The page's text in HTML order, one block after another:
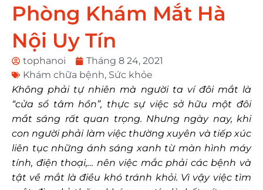
Phòng Khám Mắt Hà
Nội Uy Tín
tophanoi
Tháng 8 24, 2021
Khám chữa bệnh, Sức khỏe
Không phải tự nhiên mà người ta ví đôi mắt là
“cửa sổ tâm hồn”, thực sự việc sở hữu một đôi
mắt sáng rất quan trọng. Nhưng ngày nay, khi
con người phải làm việc thường xuyên và tiếp xúc
liên tục những ánh sáng xanh từ màn hình máy
tính, điện thoại,… nên việc mắc phải các bệnh và
tật về mắt là điều khó tránh khỏi. Vì vậy việc tìm